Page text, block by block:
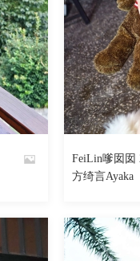
0 回复
By
FeiLin嗲囡囡
方绮言Ayaka